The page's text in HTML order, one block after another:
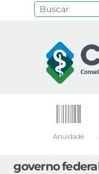
Anuidade
governo